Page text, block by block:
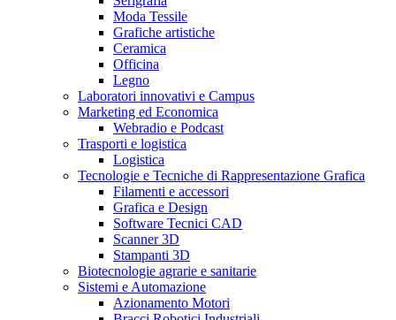
Moda Tessile
Grafiche artistiche
Ceramica
Officina
Legno
Laboratori innovativi e Campus
Marketing ed Economica
Webradio e Podcast
Trasporti e logistica
Logistica
Tecnologie e Tecniche di Rappresentazione Grafica
Filamenti e accessori
Grafica e Design
Software Tecnici CAD
Scanner 3D
Stampanti 3D
Biotecnologie agrarie e sanitarie
Sistemi e Automazione
Azionamento Motori